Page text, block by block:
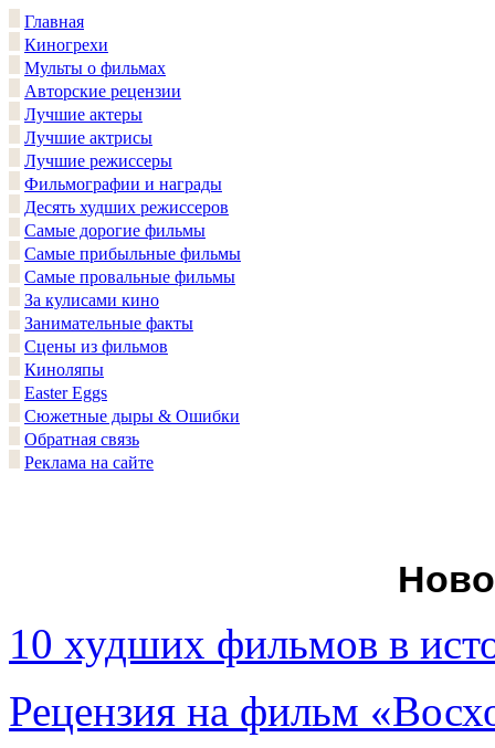
Главная
Киногрехи
Мульты о фильмах
Авторские рецензии
Лучшие актеры
Лучшие актрисы
Лучшие режиссеры
Фильмографии и награды
Десять худших режиссеров
Самые дорогие фильмы
Самые прибыльные фильмы
Самые провальные фильмы
За кулисами кино
Занимательные факты
Сцены из фильмов
Киноляпы
Easter Eggs
Сюжетные дыры & Ошибки
Обратная связь
Реклама на сайте
10 худших фильмов в
Рецензия на фильм